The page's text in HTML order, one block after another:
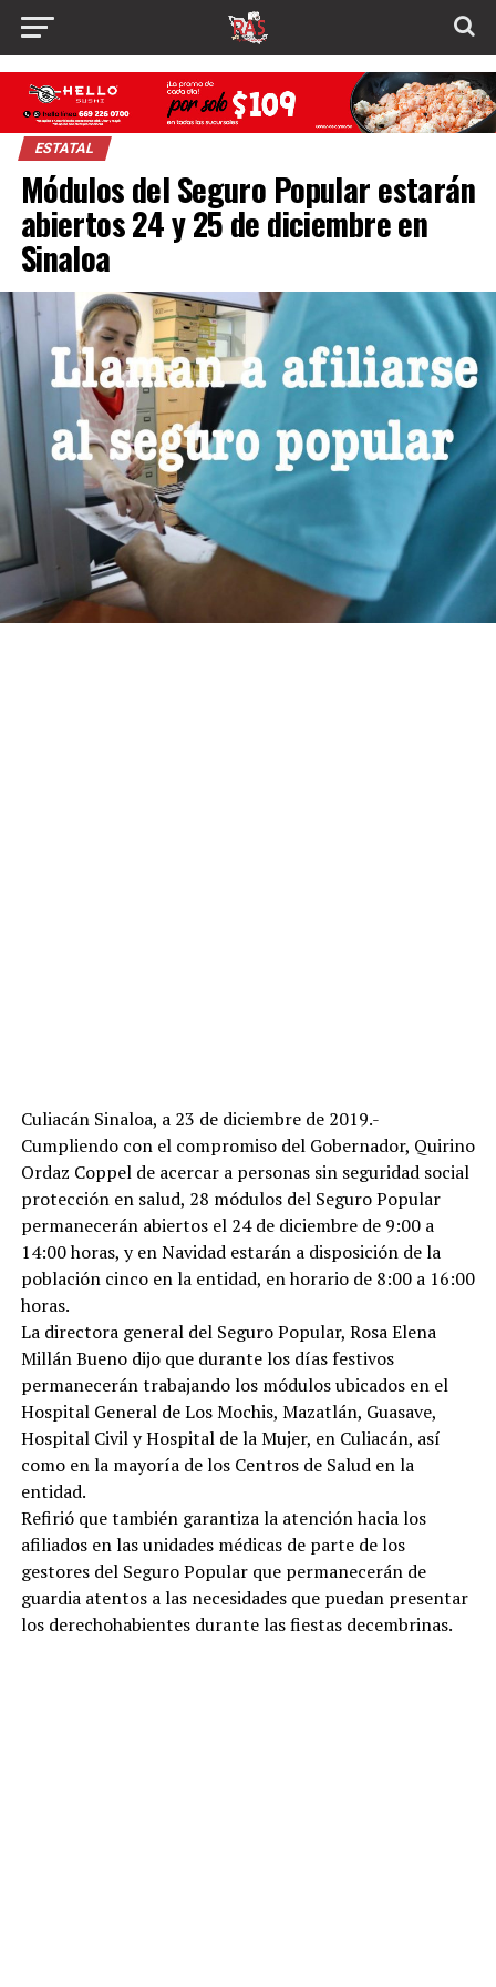
ESTATAL
Módulos del Seguro Popular estarán
abiertos 24 y 25 de diciembre en
Sinaloa
Culiacán Sinaloa, a 23 de diciembre de 2019.-
Cumpliendo con el compromiso del Gobernador, Quirino
Ordaz Coppel de acercar a personas sin seguridad social
protección en salud, 28 módulos del Seguro Popular
permanecerán abiertos el 24 de diciembre de 9:00 a
14:00 horas, y en Navidad estarán a disposición de la
población cinco en la entidad, en horario de 8:00 a 16:00
horas.
La directora general del Seguro Popular, Rosa Elena
Millán Bueno dijo que durante los días festivos
permanecerán trabajando los módulos ubicados en el
Hospital General de Los Mochis, Mazatlán, Guasave,
Hospital Civil y Hospital de la Mujer, en Culiacán, así
como en la mayoría de los Centros de Salud en la
entidad.
Refirió que también garantiza la atención hacia los
afiliados en las unidades médicas de parte de los
gestores del Seguro Popular que permanecerán de
guardia atentos a las necesidades que puedan presentar
los derechohabientes durante las fiestas decembrinas.